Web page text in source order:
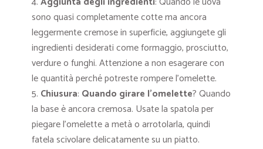
sono quasi completamente cotte ma ancora
leggermente cremose in superficie, aggiungete gli
ingredienti desiderati come formaggio, prosciutto,
verdure o funghi. Attenzione a non esagerare con
le quantità perché potreste rompere l’omelette.
Chiusura: Quando girare l’omelette? Quando
la base è ancora cremosa. Usate la spatola per
piegare l’omelette a metà o arrotolarla, quindi
fatela scivolare delicatamente su un piatto.